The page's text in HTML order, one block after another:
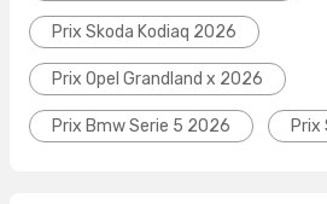
Prix Skoda Kodiaq 2026
Prix Opel Grandland x 2026
Prix Bmw Serie 5 2026 Prix